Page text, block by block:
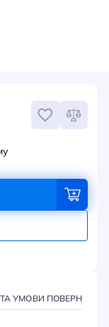
УМОВИ ПОВЕРНЕННЯ